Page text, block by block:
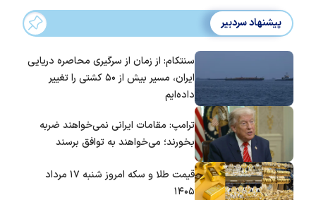
پیشنهاد سردبیر
سنتکام: از زمان از سرگیری محاصره دریایی
ایران، مسیر بیش از ۵۰ کشتی را تغییر
داده‌ایم
ترامپ: مقامات ایرانی نمی‌خواهند ضربه
بخورند؛ می‌خواهند به توافق برسند
قیمت طلا و سکه امروز شنبه ۱۷ مرداد
۱۴۰۵